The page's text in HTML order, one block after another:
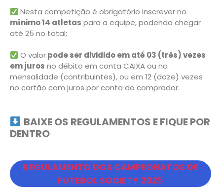
Nesta competição é obrigatório inscrever no
mínimo 14 atletas para a equipe, podendo chegar
até 25 no total;
O valorpode ser dividido em até 03 (três) vezes
em juros no débito em conta CAIXA ou na
mensalidade (contribuintes), ou em 12 (doze) vezes
no cartão com juros por conta do comprador.
BAIXE OS REGULAMENTOS E FIQUE POR
DENTRO
REGULAMENTO DOS CAMPEONATOS DE
FUTEBOL SOCIETY 2025